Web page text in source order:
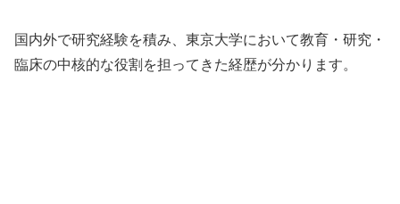
国内外で研究経験を積み、東京大学において教育・研究・
臨床の中核的な役割を担ってきた経歴が分かります。